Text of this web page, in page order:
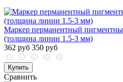
Маркер перманентный
(толщина линии 1.5-3 мм)
362 руб 350 руб
Купить
Сравнить